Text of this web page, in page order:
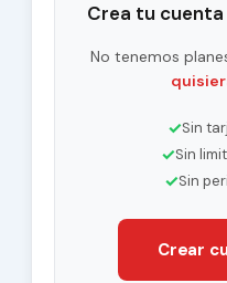
Crea tu
No tenemos
✓Sin
✓Sin
✓Sin
Crear